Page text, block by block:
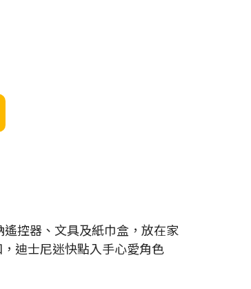
控器、文具及紙巾盒，放在家
迪士尼迷快點入手心愛角色